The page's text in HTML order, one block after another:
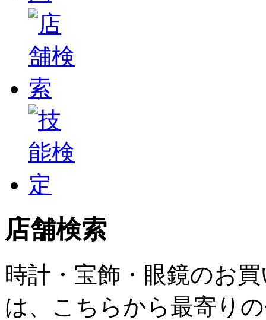
店舗検索
時計・宝飾・眼鏡のお
は、こちらから最寄り